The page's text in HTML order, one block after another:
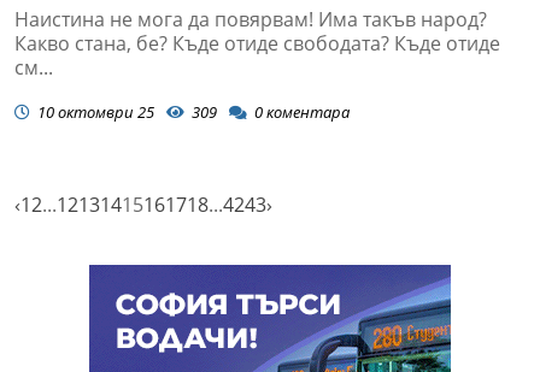
Наистина не мога да повярвам! Има такъв народ?
Какво стана, бе? Къде отиде свободата? Къде отиде
см...
10 октомври 25 309 0коментара
‹12...12131415161718...4243›